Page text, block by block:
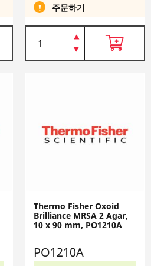
주문하기
Thermo Fisher Oxoid
Brilliance MRSA 2 Agar,
10 x 90 mm, PO1210A
PO1210A